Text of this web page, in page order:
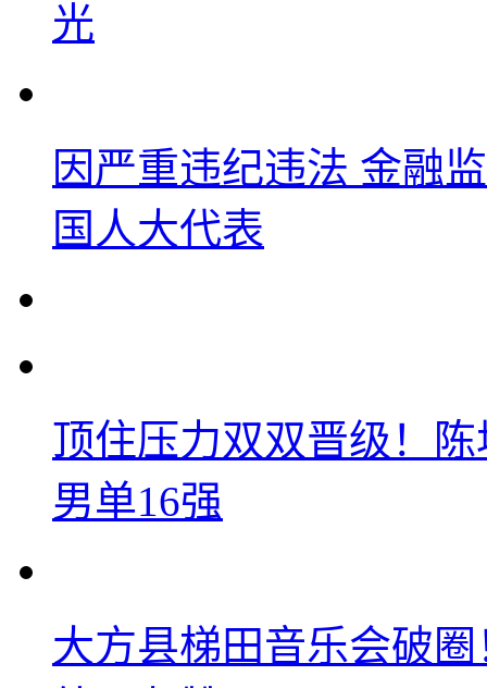
光
因严重违纪违法 金融
国人大代表
顶住压力双双晋级！
男单16强
大方县梯田音乐会破